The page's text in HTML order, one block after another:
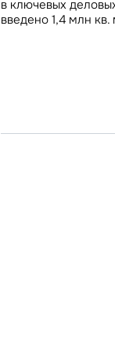
в ключевых
введено 1,4 млн
значению
свое согласие